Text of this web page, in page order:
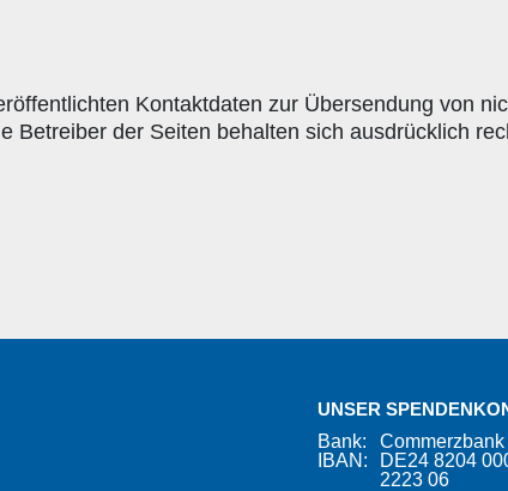
Kontaktdaten zur Übersendung von
Betreiber der Seiten behalten sich ausdrücklich
UNSER
Bank:
Commerzbank
IBAN:
DE24 8204
2223 06